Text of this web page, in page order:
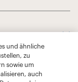
und ähnliche
zu
sowie um
auch